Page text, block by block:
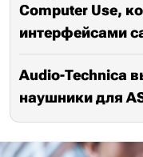
Computer Use,
интерфейсами
Audio-Technica
наушники для